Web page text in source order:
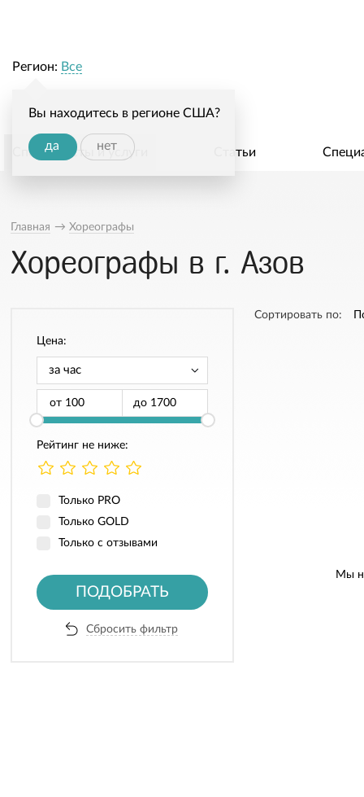
Регион: Все
Вы находитесь в регионе США?
да нет
Специалисты и услуги Статьи
Главная → Хореографы
Хореографы в г. Азов
Цена:
от до
Рейтинг не ниже:
Только PRO
Только GOLD
Только с отзывами
ПОДОБРАТЬ
Сбросить фильтр
Сортировать по:
Мы